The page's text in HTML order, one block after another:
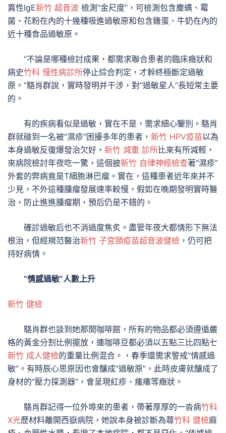
異性IgE新竹 超音波 檢測“金尺度”，可檢測包含塵螨、霉
菌、花粉在內的十幾種吸進過敏原和包含雞蛋、牛奶在內的
近十種食品過敏原。
“不論是哪種檢討成果，都需求聯合患者的臨床癥狀和
病史竹科 慢性病診所停止綜合判定，才幹終極斷定過敏
原。”駱肖群說，實時發明并干涉，對“過敏星人”長短常主要
的。
有的疾病看似是過敏，實在不是，需求細心鑒別。駱肖
群就碰到一名被“濕疹”困擾多年的患者， 新竹 HPV疫苗以為
本身過敏反復爆發治欠好， 新竹 減重 診所比來有所減輕，
來病院檢討年夜吃一驚，這個披新竹 自律神經檢查著“濕疹”
外套的弊病竟是T細胞淋巴瘤。實在，這種患者近年來并不
少見，不外這種腫瘤發展速率較慢，假如在晚期發明實時醫
治，防止進進腫瘤期，預后仍是不錯的。
確診過敏后也不消過度焦炙。盡管年夜大都情形下無法
根治，但經規范醫治新竹 子宮頸疫苗超音波健檢 ，仍可把
持好病情。
“情感過敏”人數上升
新竹 健檢
駱肖群也談到她那間咖啡館，所有的物品都必須遵循嚴
格的黃金分割比例擺放，連咖啡豆都必須以五點三比四點七
新竹 成人健檢的重量比例混合。，春季還需求警戒“情感過
敏”。有時辰心思原因也會釀成“過敏原”，此時皮膚就釀成了
身材的“壓力探測器”，會呈現紅疹、瘙癢等癥狀。
駱肖群記得一位外埠來的患者，帶著厚厚的一沓病竹科
X光歷材料離開西嶽病院，她說本身被診斷為蕁竹科 健檢麻